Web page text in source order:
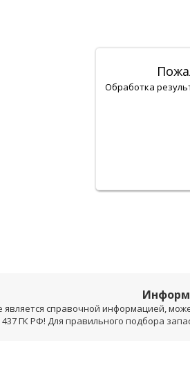
Обработка
является справочной информацией,
437 ГК РФ! Для правильного подбора